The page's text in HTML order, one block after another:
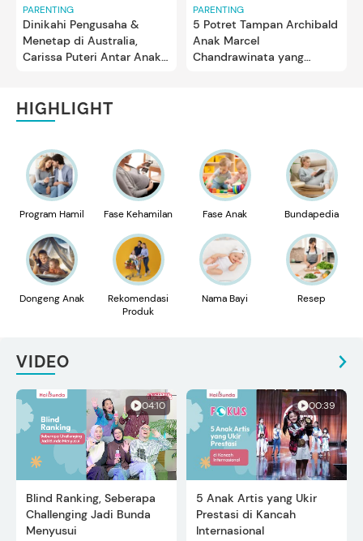
PARENTING
Dinikahi Pengusaha &
Menetap di Australia,
Carissa Puteri Antar Anak
PARENTING
5 Potret Tampan Archibald
Anak Marcel
Chandrawinata yang
HIGHLIGHT
Program Hamil Fase Kehamilan Fase Anak Bundapedia
Dongeng Anak
Rekomendasi
Produk
Nama Bayi Resep
VIDEO
04:10
Blind Ranking, Seberapa
Challenging Jadi Bunda
Menyusui
00:39
5 Anak Artis yang Ukir
Prestasi di Kancah
Internasional